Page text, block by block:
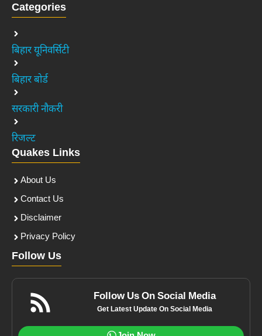
Categories
बिहार यूनिवर्सिटी
बिहार बोर्ड
सरकारी नौकरी
रिजल्ट
Quakes Links
About Us
Contact Us
Disclaimer
Privacy Policy
Follow Us
Follow Us On Social Media
Get Latest Update On Social Media